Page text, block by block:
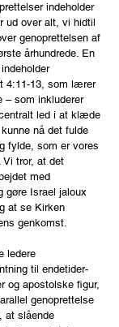
indeholder
ud over alt, vi hidtil
genoprettelsen af
århundrede. En
4:11-13, som lærer
– som inkluderer
led i at klæde
nå det fulde
fylde, som er vores
tror, at det
med
gøre Israel jaloux
at se Kirken
genkomst.
ledere
til endetider-
og apostolske figur,
genoprettelse
at slående